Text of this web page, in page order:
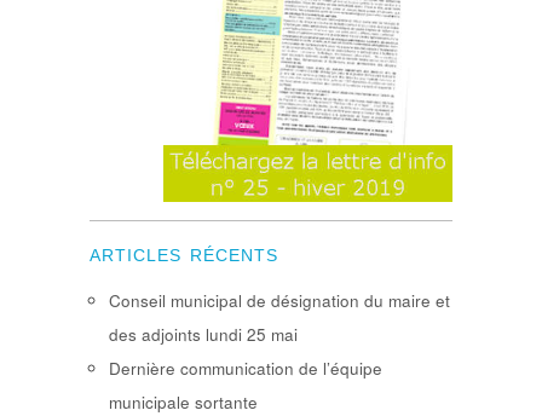
ARTICLES RÉCENTS
Conseil municipal de désignation du maire et
des adjoints lundi 25 mai
Dernière communication de l’équipe
municipale sortante